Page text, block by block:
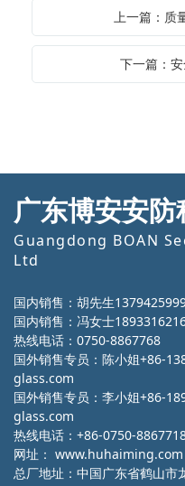
上一篇：质
下一篇：
广东博安安
Guangdong BOAN
Ltd
国内销售：胡先生
国内销售：冯女士
热线电话：0750-8867768
国外销售专员：陈小姐+86-
glass.com
国外销售专员：李小姐+86-
glass.com
热线电话：+86-0750-
网址： www.huhaiming.com
总厂地址：中国广东省鹤山市